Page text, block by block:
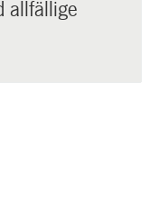
allfällige